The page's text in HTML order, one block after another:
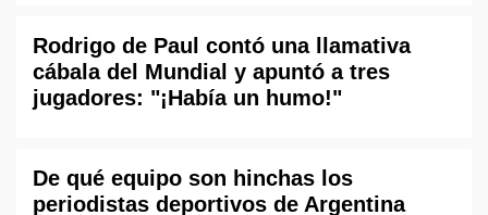
Rodrigo de Paul contó una llamativa
cábala del Mundial y apuntó a tres
jugadores: "¡Había un humo!"
De qué equipo son hinchas los
periodistas deportivos de Argentina